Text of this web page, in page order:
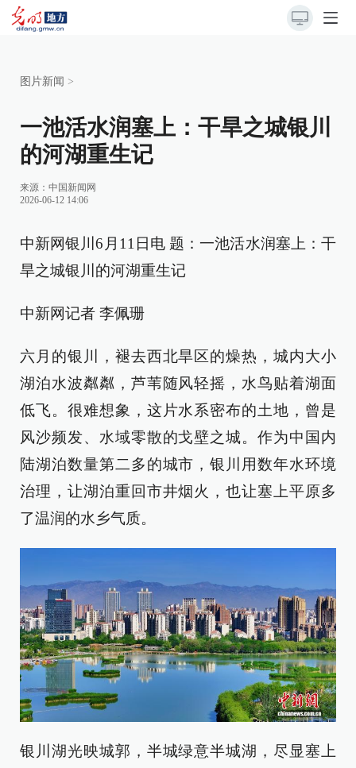
图片新闻 >
一池活水润塞上：干旱之城银川
的河湖重生记
来源： 中国新闻网
2026-06-12 14:06
中新网银川6月11日电 题：一池活水润塞上：干
旱之城银川的河湖重生记
中新网记者 李佩珊
六月的银川，褪去西北旱区的燥热，城内大小
湖泊水波粼粼，芦苇随风轻摇，水鸟贴着湖面
低飞。很难想象，这片水系密布的土地，曾是
风沙频发、水域零散的戈壁之城。作为中国内
陆湖泊数量第二多的城市，银川用数年水环境
治理，让湖泊重回市井烟火，也让塞上平原多
了温润的水乡气质。
银川湖光映城郭，半城绿意半城湖，尽显塞上